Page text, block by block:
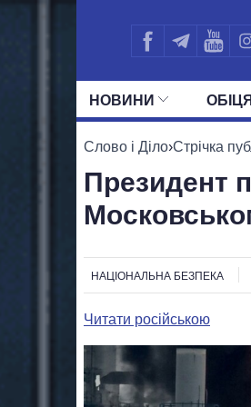
НОВИНИ
УСІ
Слово і Діло›Стрічка
Президент
НАЦІОНАЛЬНА БЕЗПЕКА
Читати російською